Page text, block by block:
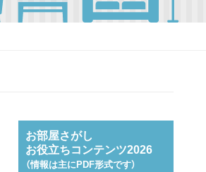
お部屋さがし
お役立ちコンテンツ2026
（情報は主にPDF形式です）